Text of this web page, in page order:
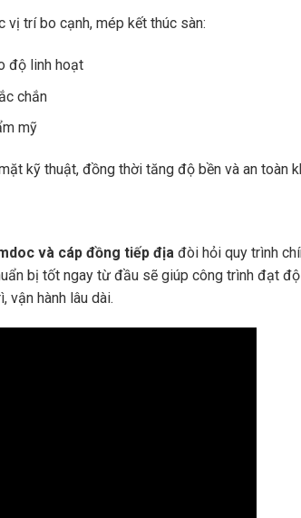
trí bo cạnh, mép kết thúc sàn:
độ linh hoạt
chắn
mỹ
kỹ thuật, đồng thời tăng độ bền và an toàn
và cáp đồng tiếp địa đòi hỏi quy trình
bị tốt ngay từ đầu sẽ giúp công trình đạt
vận hành lâu dài.